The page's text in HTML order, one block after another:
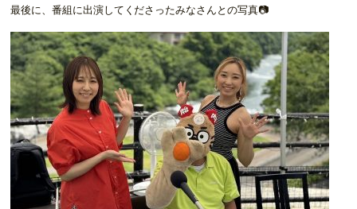
最後に、番組に出演してくださったみなさんとの写真📷